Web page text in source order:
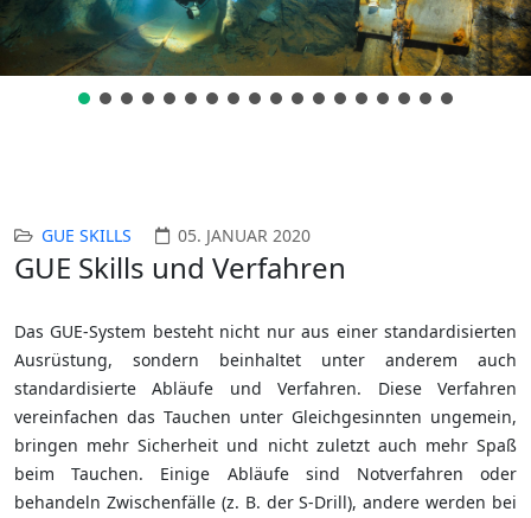
GUE SKILLS 05. JANUAR 2020
GUE Skills und Verfahren
Das GUE-System besteht nicht nur aus einer standardisierten
Ausrüstung, sondern beinhaltet unter anderem auch
standardisierte Abläufe und Verfahren. Diese Verfahren
vereinfachen das Tauchen unter Gleichgesinnten ungemein,
bringen mehr Sicherheit und nicht zuletzt auch mehr Spaß
beim Tauchen. Einige Abläufe sind Notverfahren oder
behandeln Zwischenfälle (z. B. der S-Drill), andere werden bei